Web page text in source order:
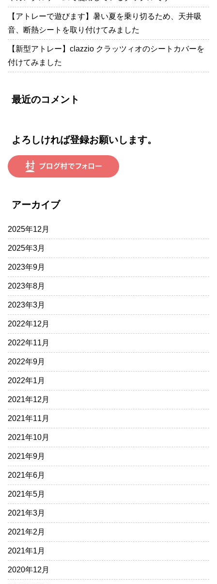
【アトレーで遊びます】暑い夏を乗り切るため、天井吸
音、断熱シートを取り付けてみました
【新型アトレー】clazzio クラッツィオのシートカバーを
付けてみました
最近のコメント
よろしければ登録お願いします。
アーカイブ
2025年12月
2025年3月
2023年9月
2023年8月
2023年3月
2022年12月
2022年11月
2022年9月
2022年1月
2021年12月
2021年11月
2021年10月
2021年9月
2021年6月
2021年5月
2021年3月
2021年2月
2021年1月
2020年12月